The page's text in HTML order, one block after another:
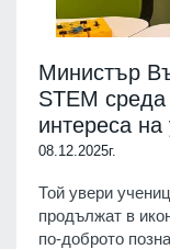
Министър
STEM
интереса на
08.12.2025г.
Той увери
продължат в
по-доброто